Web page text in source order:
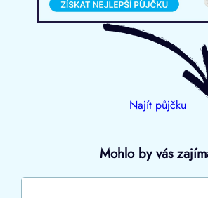
Najít půjčku
Mohlo by vás